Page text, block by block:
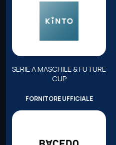
SERIE A MASCHILE & FUTURE
CUP
FORNITORE UFFICIALE